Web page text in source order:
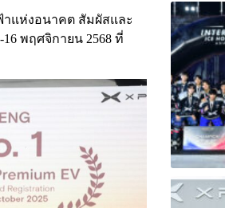
แห่งอนาคต สัมผัสและ
พฤศจิกายน 2568 ที่